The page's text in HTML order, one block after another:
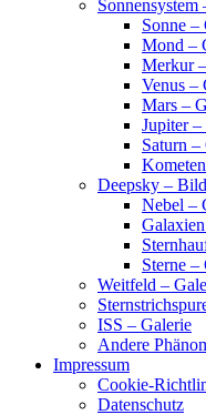
Sonnensystem
Sonne –
Mond –
Merkur
Venus –
Mars –
Jupiter
Saturn –
Deepsky –
Nebel –
Sterne –
Weitfeld –
ISS – Galerie
Andere
Impressum
Cookie-
Datenschutz